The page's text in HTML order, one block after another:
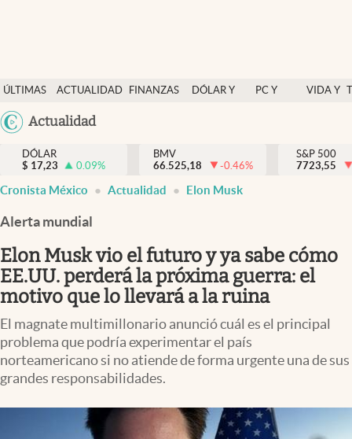
ÚLTIMAS
NOTICIAS
ACTUALIDAD
FINANZAS
DÓLAR Y
PC Y
VIDA Y
México
Actualidad
Actualidad
Finanzas y economía
Dólar y mercados
Pc y celular
Vida y estilo
Tv
Clima
DÓLAR
$ 17,23 0.09%
BMV
66.525,18
-0.46%
S&P 500
7723,55
Cronista México Actualidad Elon Musk
Alerta mundial
Elon Musk vio el futuro y ya sabe cómo
EE.UU. perderá la próxima guerra: el
motivo que lo llevará a la ruina
El magnate multimillonario anunció cuál es el principal
problema que podría experimentar el país
norteamericano si no atiende de forma urgente una de sus
grandes responsabilidades.